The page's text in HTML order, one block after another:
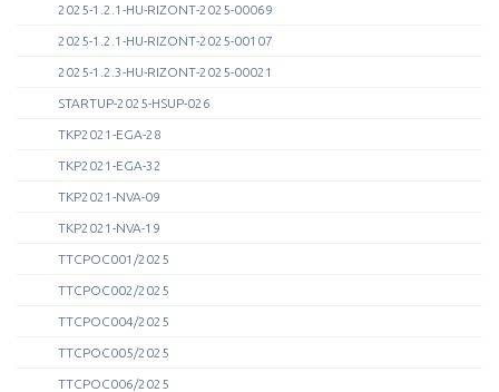
2025-1.2.1-HU-RIZONT-2025-00069
2025-1.2.1-HU-RIZONT-2025-00107
2025-1.2.3-HU-RIZONT-2025-00021
STARTUP-2025-HSUP-026
TKP2021-EGA-28
TKP2021-EGA-32
TKP2021-NVA-09
TKP2021-NVA-19
TTCPOC001/2025
TTCPOC002/2025
TTCPOC004/2025
TTCPOC005/2025
TTCPOC006/2025